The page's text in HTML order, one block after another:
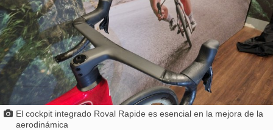
El cockpit integrado Roval Rapide es esencial en la mejora de la
aerodinámica